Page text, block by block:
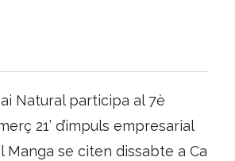
Natural participa al 7è
21’ d’impuls empresarial
Manga se citen dissabte a Ca